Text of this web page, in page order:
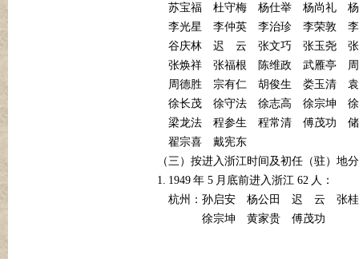
苏宝福
杜守梅 杨仕举 杨尚礼
李光星
李仲英 李治珍 李荣敦
谷庆林
迟 云 张文巧 张玉尧
张焕祥
张福根 陈维政 武雁亭
周
周德胜
宗有仁 胡俊生 娄玉清
徐长茂
徐守法 徐志高 徐宗坤
梁龙法
程参生 程常清 傅茂功
储
翟宗喜
戴宪东
（三）按进入浙江时间及初任（驻）地分
1.
1949 年 5 月底前进入浙江 62 人：
杭州：孙启安
杨公田 迟 云
张
徐宗坤
黄家贵 傅茂功